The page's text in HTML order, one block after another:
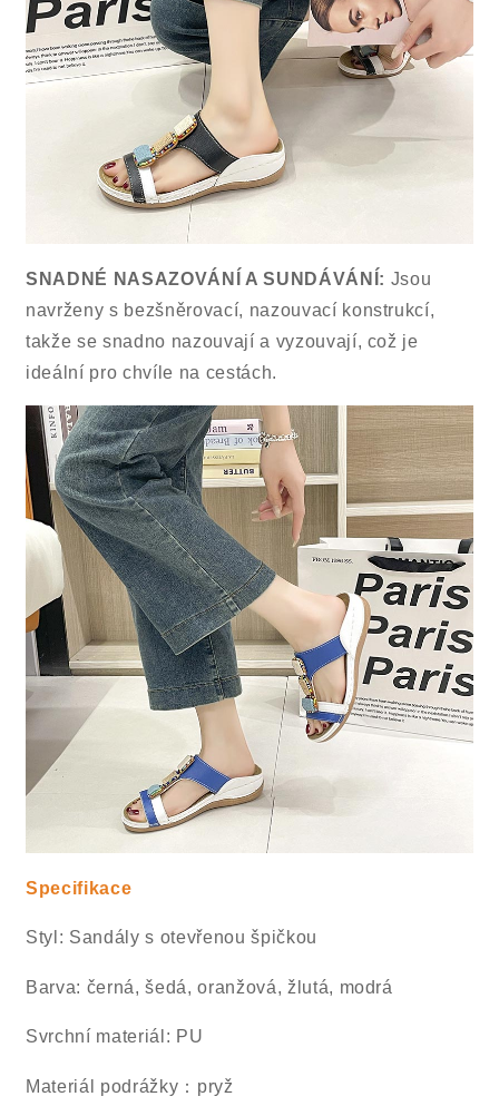
SNADNÉ NASAZOVÁNÍ A SUNDÁVÁNÍ: Jsou
navrženy s bezšněrovací, nazouvací konstrukcí,
takže se snadno nazouvají a vyzouvají, což je
ideální pro chvíle na cestách.
Specifikace
Styl: Sandály s otevřenou špičkou
Barva: černá, šedá, oranžová, žlutá, modrá
Svrchní materiál: PU
Materiál podrážky：pryž